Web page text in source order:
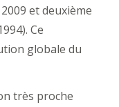
et deuxième
Ce
globale du
très proche